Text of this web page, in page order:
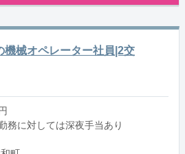
機械オペレーター社員|2交
務に対しては深夜手当あり